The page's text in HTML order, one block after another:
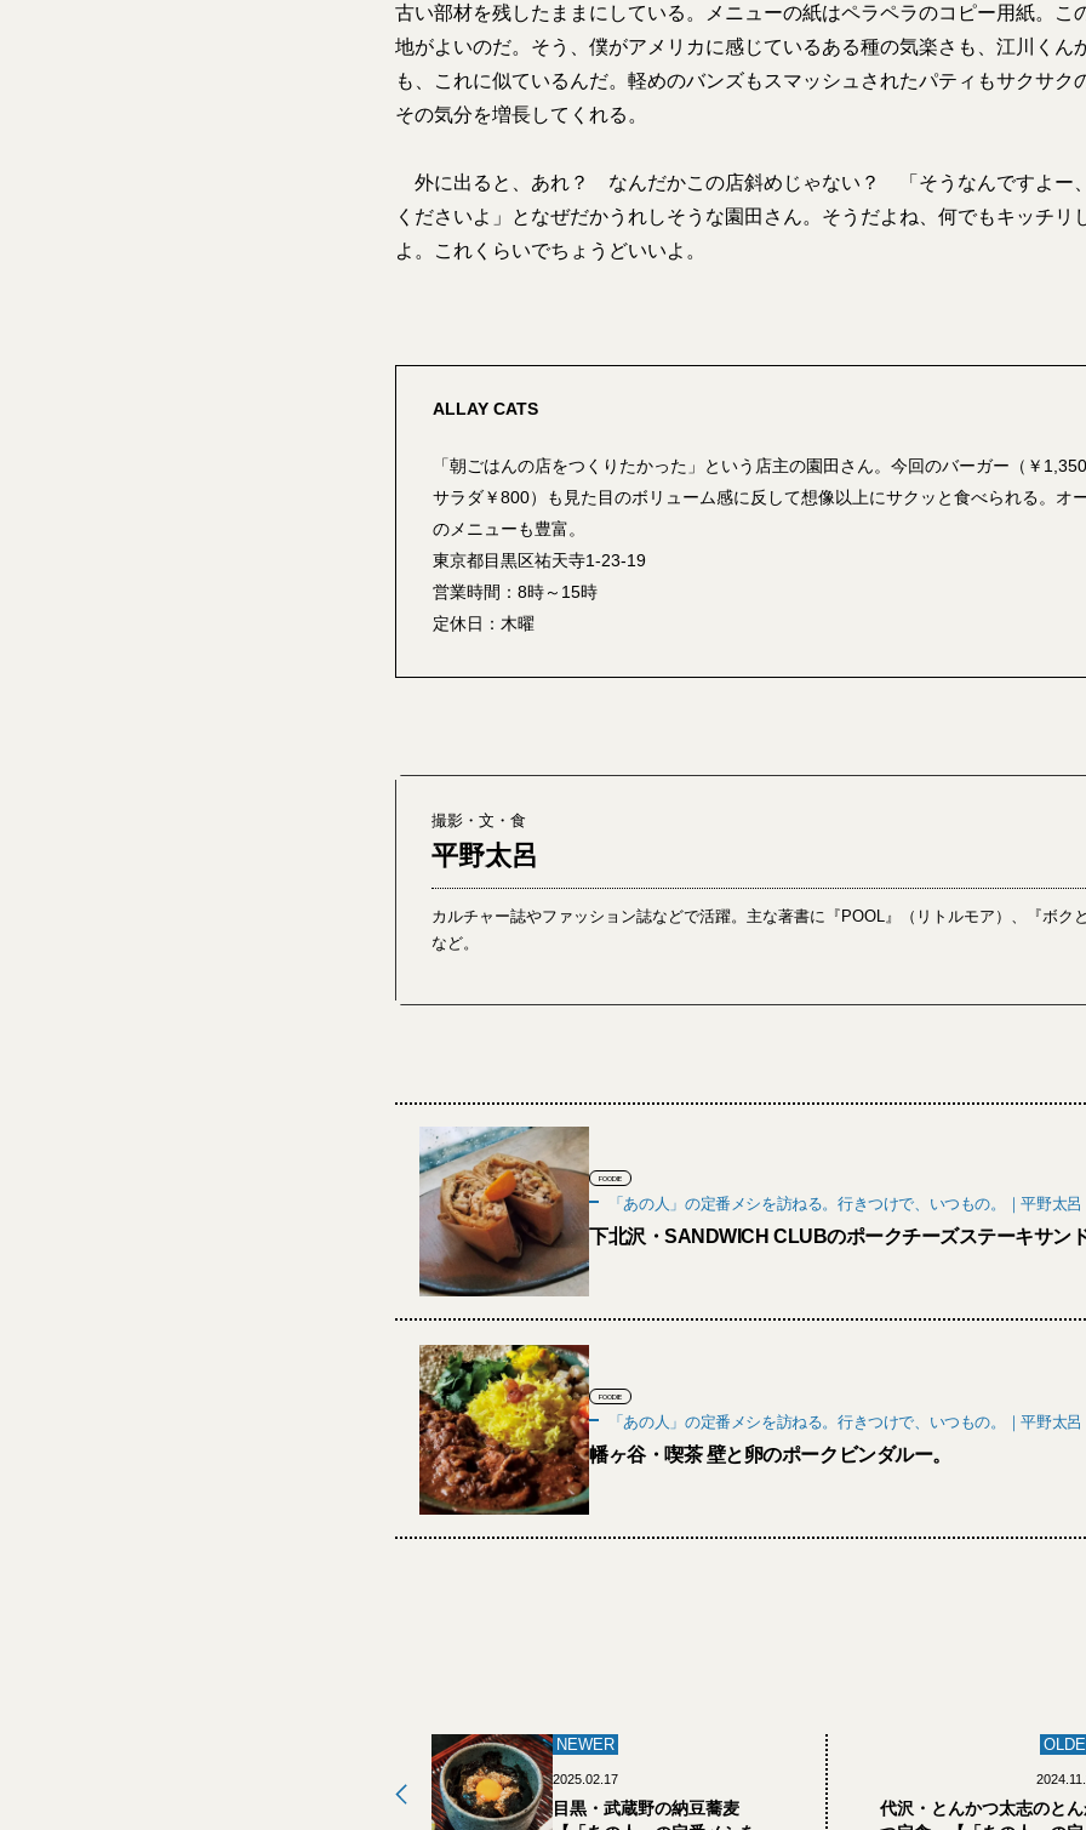
古い部材を残したままにしている。メニューの紙はペラペラのコピー用紙。こ
地がよいのだ。そう、僕がアメリカに感じているある種の気楽さも、江川くん
も、これに似ているんだ。軽めのバンズもスマッシュされたパティもサクサク
その気分を増長してくれる。
外に出ると、あれ？ なんだかこの店斜めじゃない？ 「そうなんですよー
くださいよ」となぜだかうれしそうな園田さん。そうだよね、何でもキッチリ
よ。これくらいでちょうどいいよ。
ALLAY CATS
「朝ごはんの店をつくりたかった」という店主の園田さん。今回のバーガー（￥
サラダ￥800）も見た目のボリューム感に反して想像以上にサクッと食べられる。オ
のメニューも豊富。
東京都目黒区祐天寺1-23-19
営業時間：8時～15時
定休日：木曜
撮影・文・食
平野太呂
カルチャー誌やファッション誌などで活躍。主な著書に『POOL』（リトルモア）、『ボク
など。
FOODIE
「あの人」の定番メシを訪ねる。行きつけで、いつもの。｜平野太呂
下北沢・SANDWICH CLUBのポークチーズステーキサン
FOODIE
「あの人」の定番メシを訪ねる。行きつけで、いつもの。｜平野太呂
幡ヶ谷・喫茶 壁と卵のポークビンダルー。
NEWER
2025.02.17
目黒・武蔵野の納豆蕎麦
代沢・とんかつ太志のと